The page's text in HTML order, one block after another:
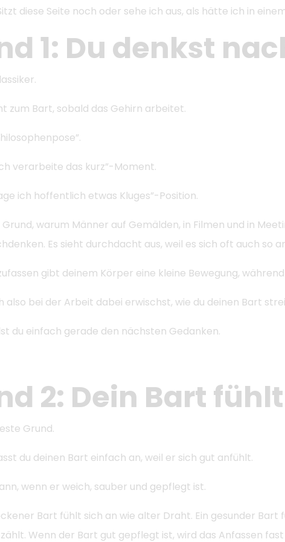
diese Seite noch oder sehe ich aus, als hätte ich in
1: Du denkst
zum Bart, sobald das Gehirn arbeitet.
verarbeite das kurz”-Moment.
ich hoffentlich etwas Kluges”-Position.
Grund, warum Männer auf Gemälden, in Filmen und in
Es sieht durchdacht aus, weil es sich oft auch so
gibt deinem Körper eine kleine Bewegung,
also bei der Arbeit dabei erwischst, wie du deinen Bart
du einfach gerade den nächsten Gedanken.
2: Dein Bart
Grund.
du deinen Bart einfach an, weil er sich gut anfühlt.
wenn er weich, sauber und gepflegt ist.
Bart fühlt sich an wie alter Draht. Ein gesunder Bart
Wenn der Bart gut gepflegt ist, wird das Anfassen